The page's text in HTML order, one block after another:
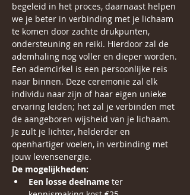
begeleid in het proces, daarnaast helpen
we je beter in verbinding met je lichaam
te komen door zachte drukpunten,
ondersteuning en reiki. Hierdoor zal de
ademhaling nog voller en dieper worden.
Een ademcirkel is een persoonlijke reis
naar binnen. Deze ceremonie zal elk
individu naar zijn of haar eigen unieke
ervaring leiden; het zal je verbinden met
de aangeboren wijsheid van je lichaam.
Je zult je lichter, helderder en
openhartiger voelen, in verbinding met
jouw levensenergie.
De mogelijkheden:
Een losse deelname ter